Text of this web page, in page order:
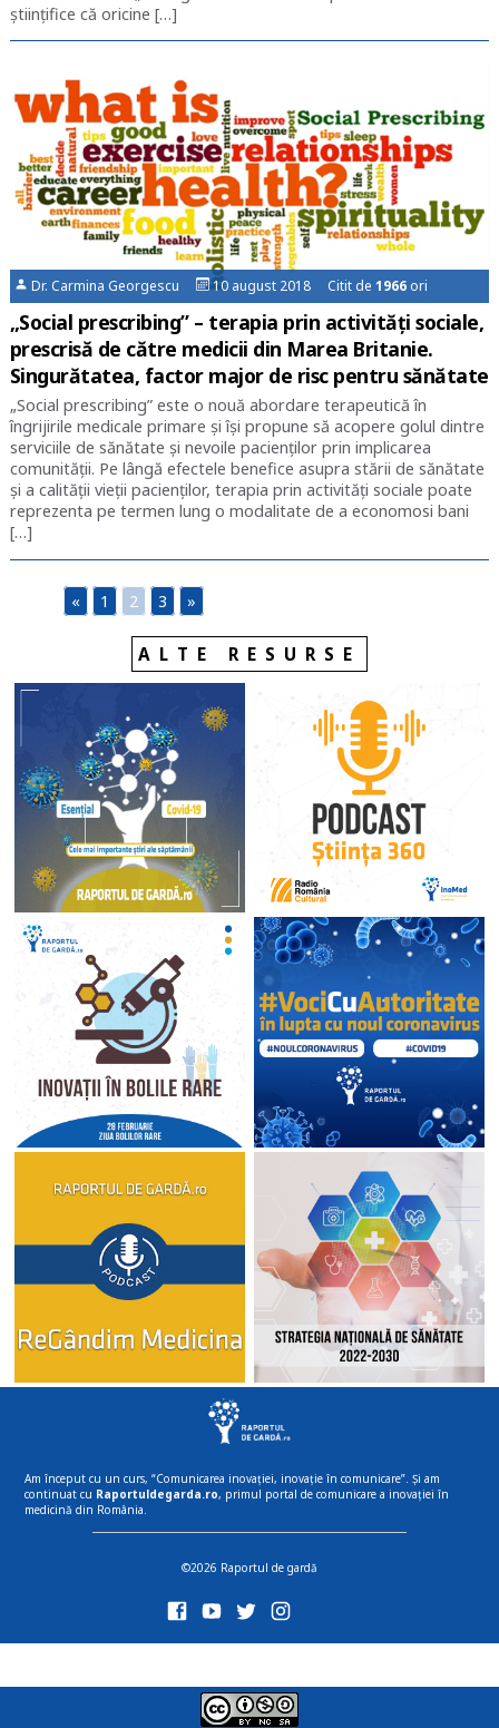
științifice că oricine […]
Dr. Carmina Georgescu 10 august 2018 Citit de1966 ori
„Social prescribing” – terapia prin activități sociale,
prescrisă de către medicii din Marea Britanie.
Singurătatea, factor major de risc pentru sănătate
„Social prescribing” este o nouă abordare terapeutică în
îngrijirile medicale primare și își propune să acopere golul dintre
serviciile de sănătate și nevoile pacienților prin implicarea
comunității. Pe lângă efectele benefice asupra stării de sănătate
și a calității vieții pacienților, terapia prin activități sociale poate
reprezenta pe termen lung o modalitate de a economosi bani
[…]
« 1 2 3 »
ALTE RESURSE
Am început cu un curs, “Comunicarea inovației, inovație în comunicare”. Și am
continuat cu Raportuldegarda.ro, primul portal de comunicare a inovației în
medicină din România.
©2026 Raportul de gardă